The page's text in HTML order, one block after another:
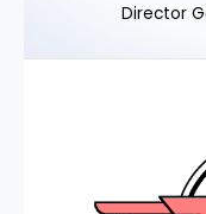
Director